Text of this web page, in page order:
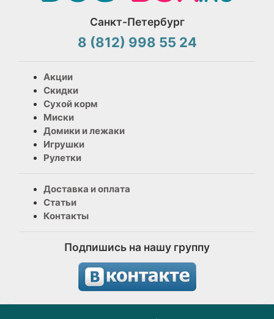
Санкт-Петербург
8 (812) 998 55 24
Акции
Скидки
Сухой корм
Миски
Домики и лежаки
Игрушки
Рулетки
Доставка и оплата
Статьи
Контакты
Подпишись на нашу группу